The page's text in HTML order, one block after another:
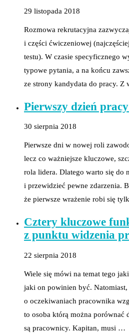
29 listopada 2018
Rozmowa rekrutacyjna
i części ćwiczeniowej
testu). W czasie specyficznego
typowe pytania, a na końcu
ze strony kandydata do pracy.
Pierwszy dzień
30 sierpnia 2018
Pierwsze dni w nowej roli
lecz co ważniejsze kluczowe,
rola lidera. Dlatego warto się do
i przewidzieć pewne zdarzenia.
że pierwsze wrażenie robi się
Cztery kluczowe
z punktu widzenia
22 sierpnia 2018
Wiele się mówi na temat tego
jaki on powinien być.
o oczekiwaniach pracownika
to osoba którą można porównać
są pracownicy. Kapitan, musi …